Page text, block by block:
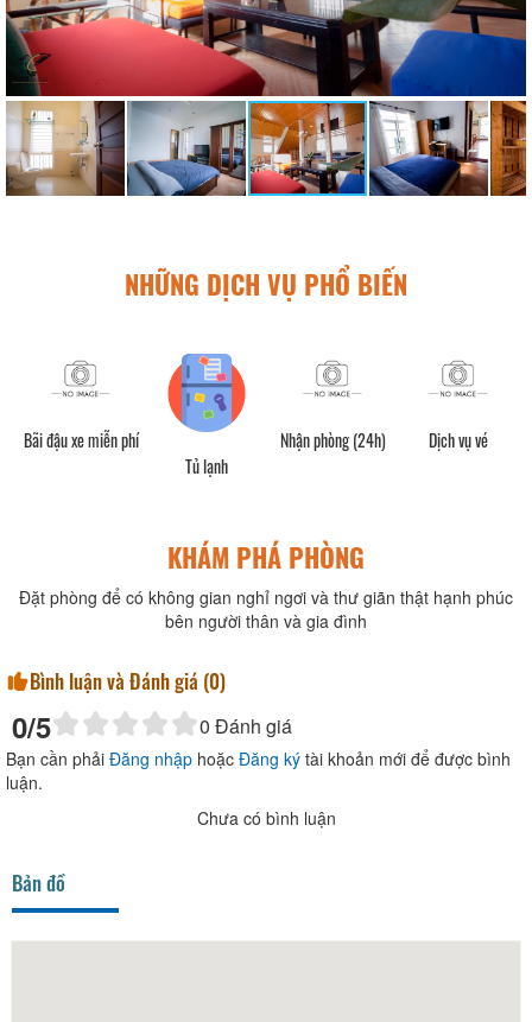
NHỮNG DỊCH VỤ PHỔ BIẾN
Bãi đậu xe miễn phí
Tủ lạnh
Nhận phòng (24h) Dịch vụ vé
KHÁM PHÁ PHÒNG
Đặt phòng để có không gian nghỉ ngơi và thư giãn thật hạnh phúc
bên người thân và gia đình
Bình luận và Đánh giá (0)
0/5 0 Đánh giá
Bạn cần phải Đăng nhập hoặc Đăng ký tài khoản mới để được bình
luận.
Chưa có bình luận
Bản đồ